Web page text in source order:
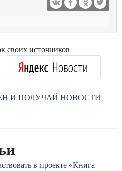
своих источников
И ПОЛУЧАЙ НОВОСТИ
в проекте «Книга